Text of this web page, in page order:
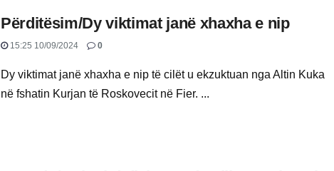
Përditësim/Dy viktimat janë xhaxha e nip
15:25 10/09/2024 0
Dy viktimat janë xhaxha e nip të cilët u ekzuktuan nga Altin Kuka
në fshatin Kurjan të Roskovecit në Fier. ...